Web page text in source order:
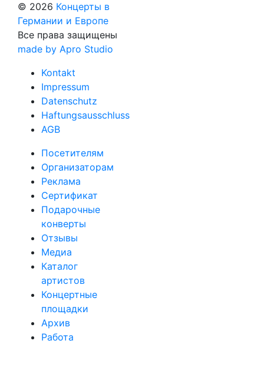
© 2026 Концерты в
Германии и Европе
Все права защищены
made by Apro Studio
Kontakt
Impressum
Datenschutz
Haftungsausschluss
AGB
Посетителям
Организаторам
Реклама
Сертификат
Подарочные
конверты
Отзывы
Медиа
Каталог
артистов
Концертные
площадки
Архив
Работа